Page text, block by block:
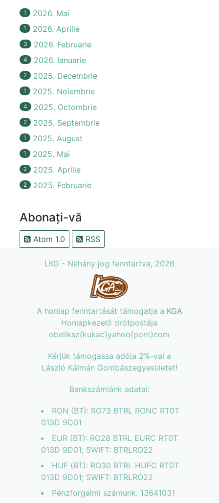
1 2026. Mai
1 2026. Aprilie
3 2026. Februarie
4 2026. Ianuarie
2 2025. Decembrie
1 2025. Noiembrie
4 2025. Octombrie
2 2025. Septembrie
1 2025. August
1 2025. Mai
2 2025. Aprilie
2 2025. Februarie
Abonați-vă
Atom 1.0 RSS
LKG - Néhány jog fenntartva, 2026
A honlap fenntartását támogatja a KGA
Honlapkezelő drótpostája
obeliksz{kukac}yahoo{pont}com
Kérjük támogassa adója 2%-val a
László Kálmán Gombászegyesületet!
Bankszámlánk adatai:
RON (BT): RO73 BTRL RONC RT0T
013D 9D01
EUR (BT): RO28 BTRL EURC RT0T
013D 9D01; SWIFT: BTRLRO22
HUF (BT): RO30 BTRL HUFC RT0T
013D 9D01; SWIFT: BTRLRO22
Pénzforgalmi számunk: 13641031